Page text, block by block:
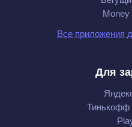
Money
Все приложения
Для
Тинькофф